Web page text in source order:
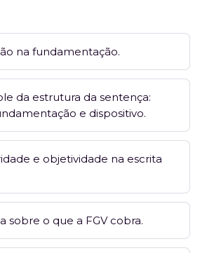
na fundamentação.
da estrutura da sentença:
e dispositivo.
e objetividade na escrita
sobre o que a FGV cobra.